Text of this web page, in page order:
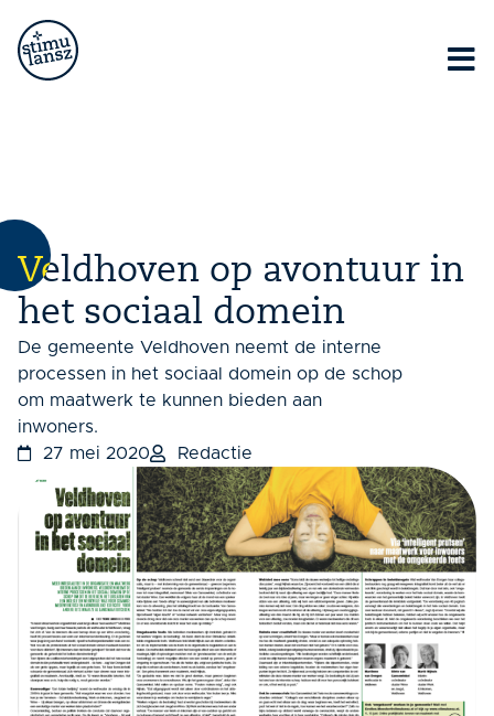
Ut elit tellus, luctus nec ullamcorper mattis, pulvinar
dapibus leo.
Veldhoven op avontuur in
het sociaal domein
De gemeente Veldhoven neemt de interne
processen in het sociaal domein op de schop
om maatwerk te kunnen bieden aan
inwoners.
27 mei 2020
Redactie